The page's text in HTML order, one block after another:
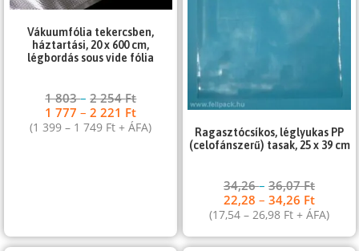
Vákuumfólia tekercsben,
háztartási, 20 x 600 cm,
légbordás sous vide fólia
1 803–2 254Ft
1 777–2 221 Ft
(1 399– 1 749 Ft + ÁFA)
Ragasztócsíkos, léglyukas PP
(celofánszerű) tasak, 25 x 39 cm
34,26–36,07Ft
22,28–34,26 Ft
(17,54– 26,98 Ft + ÁFA)